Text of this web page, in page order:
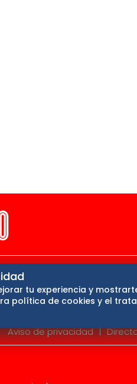
Clase
San Luis Potosí
Aviso de privacidad
tu experiencia y
política de cookies y el